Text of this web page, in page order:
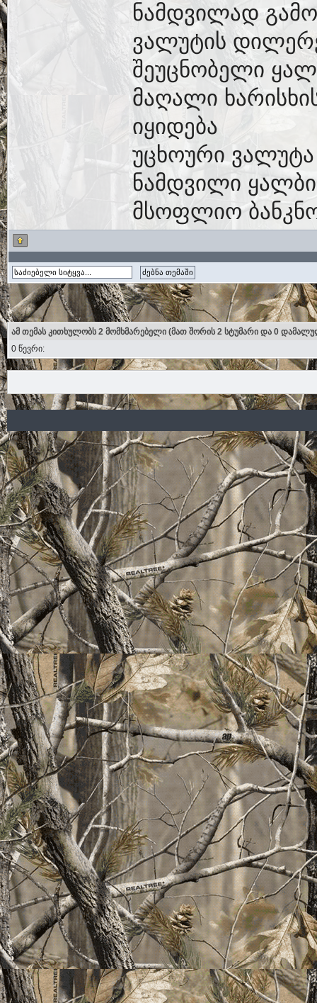
ნამდვილად
ვალუტის
შეუცნობელი
მაღალი
იყიდება
უცხოური ვალუტა
ნამდვილი
მსოფლიო
ამ თემას კითხულობს 2 მომხმარებელი (მათ შორის 2 სტუმარი და 0
0 წევრი: